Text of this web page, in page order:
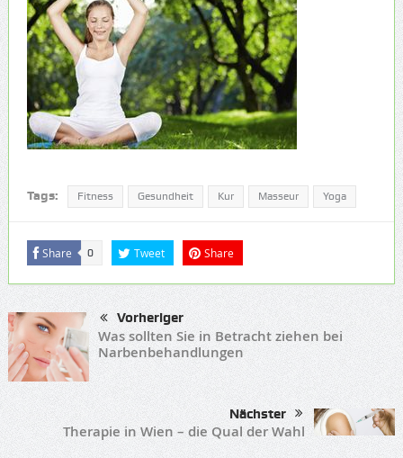
Tags: Fitness Gesundheit Kur Masseur Yoga
Share 0 Tweet Share
Vorheriger
Was sollten Sie in Betracht ziehen bei
Narbenbehandlungen
Nächster
Therapie in Wien – die Qual der Wahl